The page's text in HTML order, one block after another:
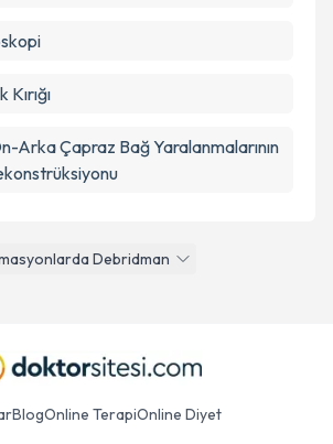
Debridman
Arka Çapraz Bağ Yaralanmalarının
BlogOnline TerapiOnline Diyet